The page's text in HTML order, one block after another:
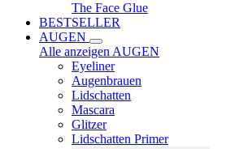
The Face Glue
BESTSELLER
AUGEN
Alle anzeigen AUGEN
Eyeliner
Augenbrauen
Lidschatten
Mascara
Glitzer
Lidschatten Primer